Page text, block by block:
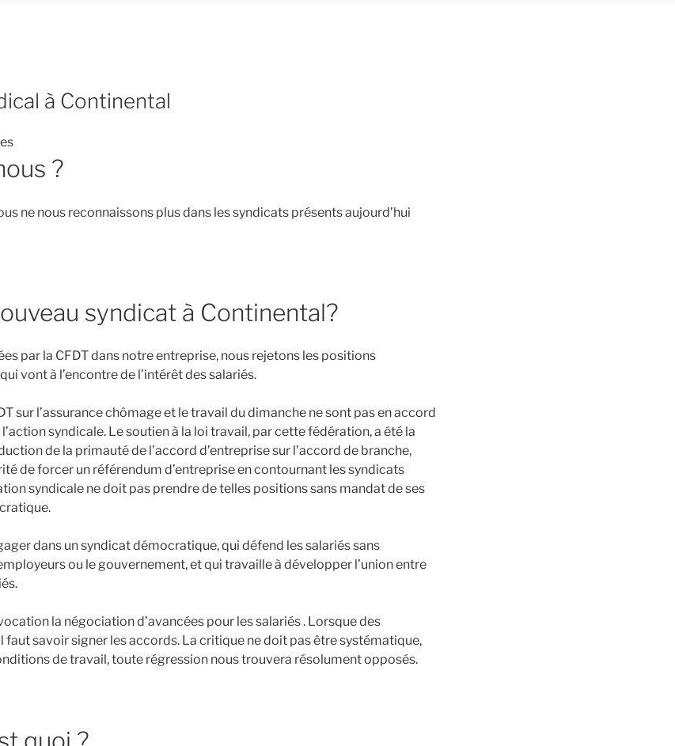
à Continental
?
ne nous reconnaissons plus dans les syndicats présents aujourd’hui
syndicat à Continental?
par la CFDT dans notre entreprise, nous rejetons les positions
vont à l’encontre de l’intérêt des salariés.
sur l’assurance chômage et le travail du dimanche ne sont pas en accord
syndicale. Le soutien à la loi travail, par cette fédération, a été la
de la primauté de l’accord d’entreprise sur l’accord de branche,
de forcer un référendum d’entreprise en contournant les syndicats
syndicale ne doit pas prendre de telles positions sans mandat de ses
dans un syndicat démocratique, qui défend les salariés sans
ou le gouvernement, et qui travaille à développer l’union entre
la négociation d’avancées pour les salariés . Lorsque des
faut savoir signer les accords. La critique ne doit pas être systématique,
de travail, toute régression nous trouvera résolument opposés.